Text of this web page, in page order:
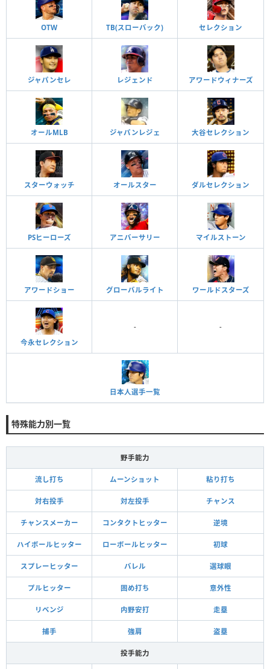
OTW TB(スローバック) セレクション
ジャパンセレ レジェンド アワードウィナーズ
オールMLB ジャパンレジェ 大谷セレクション
スターウォッチ オールスター ダルセレクション
PSヒーローズ アニバーサリー マイルストーン
アワードショー グローバルライト ワールドスターズ
今永セレクション
- -
日本人選手一覧
特殊能力別一覧
野手能力
流し打ち ムーンショット 粘り打ち
対右投手 対左投手 チャンス
チャンスメーカー コンタクトヒッター 逆境
ハイボールヒッター ローボールヒッター 初球
スプレーヒッター バレル 選球眼
プルヒッター 固め打ち 意外性
リベンジ 内野安打 走塁
捕手 強肩 盗塁
投手能力